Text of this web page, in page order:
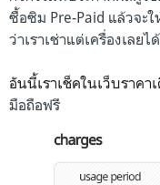
ซื้อซิม Pre-Paid แล้วจะใ
ว่าเราเช่าแต่เครื่องเลย
อันนี้เราเช็คในเว็บราค
มือถือฟรี